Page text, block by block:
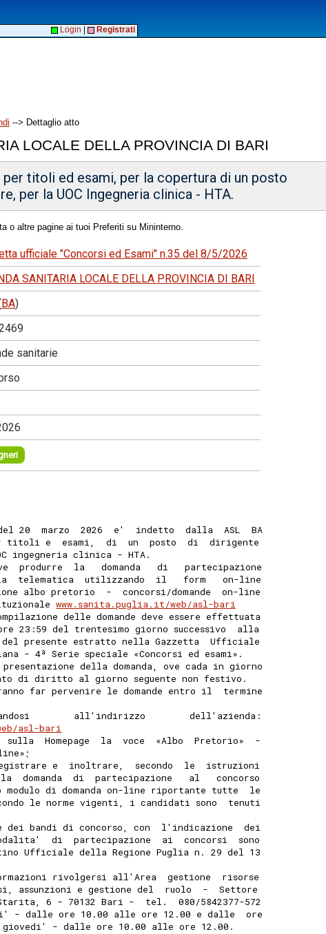
Login Registrati
--> Dettaglio atto
LOCALE DELLA PROVINCIA DI BARI
titoli ed esami, per la copertura di un posto
per la UOC Ingegneria clinica - HTA.
o altre pagine ai tuoi Preferiti su Mininterno.
ufficiale "Concorsi ed Esami" n.35 del 8/5/2026
SANITARIA LOCALE DELLA PROVINCIA DI BARI
BA)
sanitarie
20  marzo  2026  e'  indetto  dalla  ASL  BA
titoli e  esami,  di  un  posto  di  dirigente
ingegneria clinica - HTA.
produrre  la   domanda   di   partecipazione
telematica  utilizzando  il   form   on-line
albo pretorio  -  concorsi/domande  on-line
www.sanita.puglia.it/web/asl-bari
delle domande deve essere effettuata
23:59 del trentesimo giorno successivo  alla
del presente estratto nella Gazzetta  Ufficiale
- 4ª Serie speciale «Concorsi ed esami».
della domanda, ove cada in giorno
di diritto al giorno seguente non festivo.
far pervenire le domande entro il  termine
all'indirizzo        dell'azienda:
asl-bari
sulla  Homepage  la  voce  «Albo  Pretorio»  -
e  inoltrare,  secondo  le  istruzioni
domanda  di  partecipazione   al   concorso
di domanda on-line riportante tutte  le
le norme vigenti, i candidati sono  tenuti
dei bandi di concorso, con  l'indicazione  dei
di  partecipazione  ai  concorsi  sono
Ufficiale della Regione Puglia n. 29 del 13
rivolgersi all'Area  gestione  risorse
assunzioni e gestione del  ruolo  -  Settore
6 - 70132 Bari -  tel.  080/5842377-572
- dalle ore 10.00 alle ore 12.00 e dalle  ore
giovedi' - dalle ore 10.00 alle ore 12.00.